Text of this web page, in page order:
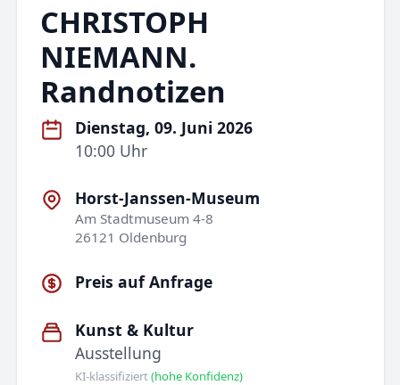
CHRISTOPH
NIEMANN.
Randnotizen
Dienstag, 09. Juni 2026
10:00 Uhr
Horst-Janssen-Museum
Am Stadtmuseum 4-8
26121 Oldenburg
Preis auf Anfrage
Kunst & Kultur
Ausstellung
KI-klassifiziert(hohe Konfidenz)